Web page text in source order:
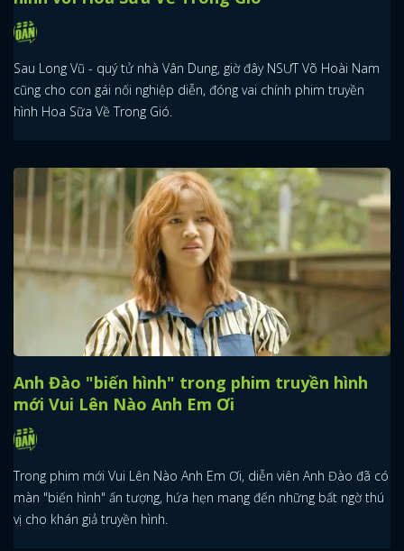
Sau Long Vũ - quý tử nhà Vân Dung, giờ đây NSƯT Võ Hoài Nam
cũng cho con gái nối nghiệp diễn, đóng vai chính phim truyền
hình Hoa Sữa Về Trong Gió.
Anh Đào "biến hình" trong phim truyền hình
mới Vui Lên Nào Anh Em Ơi
Trong phim mới Vui Lên Nào Anh Em Ơi, diễn viên Anh Đào đã có
màn "biến hình" ấn tượng, hứa hẹn mang đến những bất ngờ thú
vị cho khán giả truyền hình.